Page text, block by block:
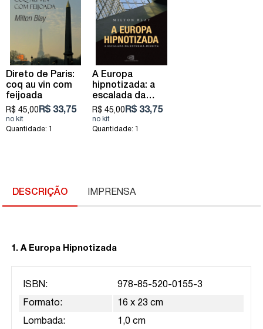
Direto de Paris:
coq au vin com
feijoada
R$ 45,00 R$ 33,75
Quantidade: 1
A Europa
hipnotizada: a
escalada da
extrema-direita
R$ 45,00 R$ 33,75
Quantidade: 1
DESCRIÇÃO IMPRENSA
1. A Europa Hipnotizada
ISBN: 978-85-520-0155-3
Formato: 16 x 23 cm
Lombada: 1,0 cm